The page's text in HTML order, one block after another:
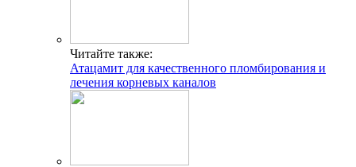
Читайте также:
Атацамит для качественного пломбирования и
лечения корневых каналов